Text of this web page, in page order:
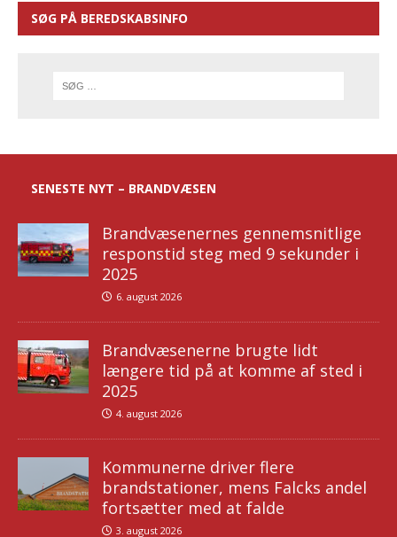
SØG PÅ BEREDSKABSINFO
SENESTE NYT – BRANDVÆSEN
Brandvæsenernes gennemsnitlige
responstid steg med 9 sekunder i
2025
6. august 2026
Brandvæsenerne brugte lidt
længere tid på at komme af sted i
2025
4. august 2026
Kommunerne driver flere
brandstationer, mens Falcks andel
fortsætter med at falde
3. august 2026